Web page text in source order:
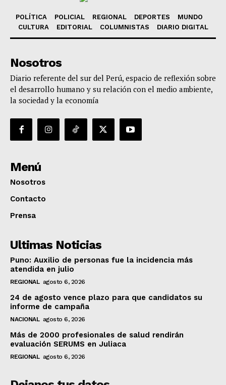
POLÍTICA POLICIAL REGIONAL DEPORTES
MUNDO
CULTURA
EDITORIAL COLUMNISTAS DIARIO DIGITAL
Nosotros
Diario referente del sur del Perú, espacio de reflexión sobre
el desarrollo humano y su relación con el medio ambiente,
la sociedad y la economía
Menú
Nosotros
Contacto
Prensa
Ultimas Noticias
Puno: Auxilio de personas fue la incidencia más
atendida en julio
REGIONAL agosto 6, 2026
24 de agosto vence plazo para que candidatos su
informe de campaña
NACIONAL agosto 6, 2026
Más de 2000 profesionales de salud rendirán
evaluación SERUMS en Juliaca
REGIONAL agosto 6, 2026